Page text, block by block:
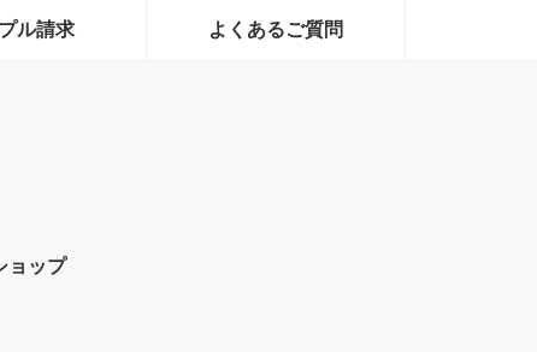
ル請求 よくあるご質問
ョップ